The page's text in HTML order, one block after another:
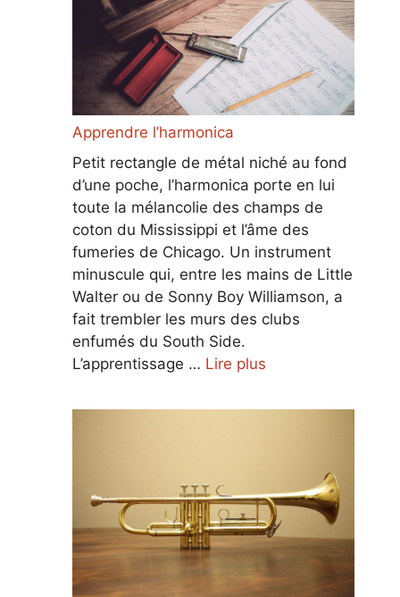
Apprendre l’harmonica
Petit rectangle de métal niché au fond
d’une poche, l’harmonica porte en lui
toute la mélancolie des champs de
coton du Mississippi et l’âme des
fumeries de Chicago. Un instrument
minuscule qui, entre les mains de Little
Walter ou de Sonny Boy Williamson, a
fait trembler les murs des clubs
enfumés du South Side.
L’apprentissage … Lire plus